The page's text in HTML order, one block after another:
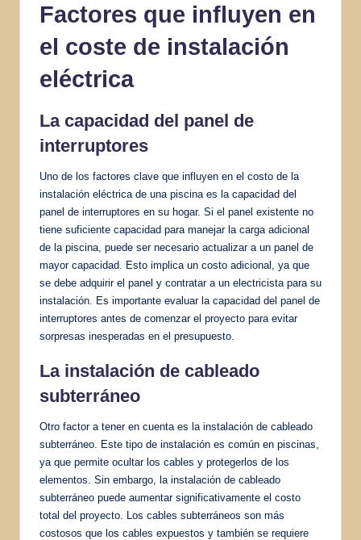
Factores que influyen en
el coste de instalación
eléctrica
La capacidad del panel de
interruptores
Uno de los factores clave que influyen en el costo de la
instalación eléctrica de una piscina es la capacidad del
panel de interruptores en su hogar. Si el panel existente no
tiene suficiente capacidad para manejar la carga adicional
de la piscina, puede ser necesario actualizar a un panel de
mayor capacidad. Esto implica un costo adicional, ya que
se debe adquirir el panel y contratar a un electricista para su
instalación. Es importante evaluar la capacidad del panel de
interruptores antes de comenzar el proyecto para evitar
sorpresas inesperadas en el presupuesto.
La instalación de cableado
subterráneo
Otro factor a tener en cuenta es la instalación de cableado
subterráneo. Este tipo de instalación es común en piscinas,
ya que permite ocultar los cables y protegerlos de los
elementos. Sin embargo, la instalación de cableado
subterráneo puede aumentar significativamente el costo
total del proyecto. Los cables subterráneos son más
costosos que los cables expuestos y también se requiere